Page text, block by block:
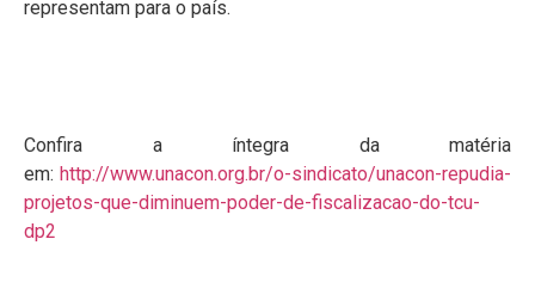
representam para o país.
Confira a íntegra da matéria
em: http://www.unacon.org.br/o-sindicato/unacon-repudia-
projetos-que-diminuem-poder-de-fiscalizacao-do-tcu-
dp2